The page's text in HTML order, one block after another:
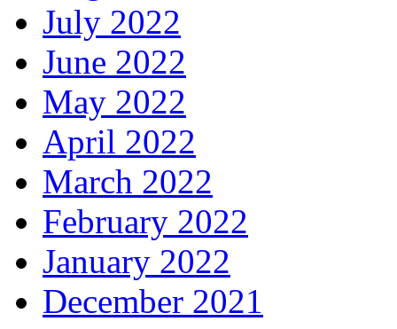
July 2022
June 2022
May 2022
April 2022
March 2022
February 2022
January 2022
December 2021